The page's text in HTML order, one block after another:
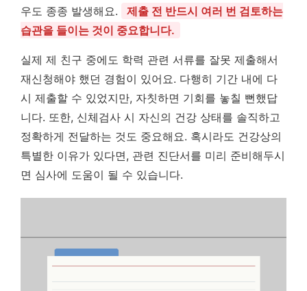
우도 종종 발생해요.
제출 전 반드시 여러 번 검토하는
습관을 들이는 것이 중요합니다.
실제 제 친구 중에도 학력 관련 서류를 잘못 제출해서
재신청해야 했던 경험이 있어요. 다행히 기간 내에 다
시 제출할 수 있었지만, 자칫하면 기회를 놓칠 뻔했답
니다. 또한, 신체검사 시 자신의 건강 상태를 솔직하고
정확하게 전달하는 것도 중요해요. 혹시라도 건강상의
특별한 이유가 있다면, 관련 진단서를 미리 준비해두시
면 심사에 도움이 될 수 있습니다.